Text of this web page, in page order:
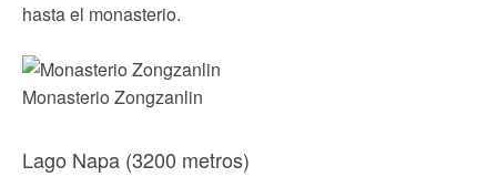
hasta el monasterio.
Monasterio Zongzanlin
Lago Napa (3200 metros)